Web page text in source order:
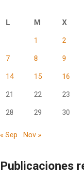
L
M X
1 2
7 8 9
14 15 16
21 22 23
28 29 30
« Sep Nov »
Publicaciones